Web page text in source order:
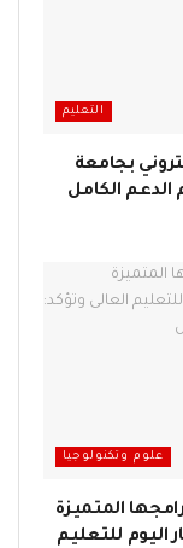
التعليم
بجامعة
الدعم الكامل
علوم وتكنولوجيا
المتميزة
اليوم للتعليم